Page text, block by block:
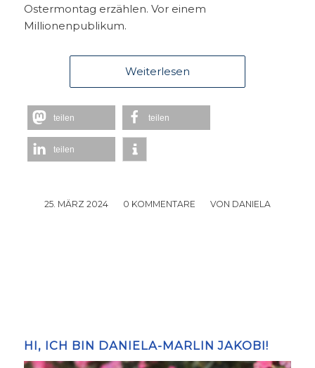
Ostermontag erzählen. Vor einem
Millionenpublikum.
Weiterlesen
teilen teilen
teilen
25. MÄRZ 2024
/ 0 KOMMENTARE
/ VON DANIELA
HI, ICH BIN DANIELA-MARLIN JAKOBI!